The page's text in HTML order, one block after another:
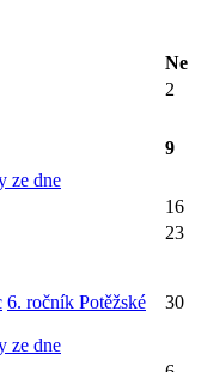
Ne
2
ze dne
9
16
23
6. ročník Potěžské
ze dne
30